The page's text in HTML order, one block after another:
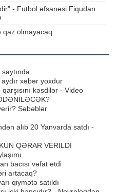
- Futbol əfsanəsi Fiqudan
qaz olmayacaq
xəbər yoxdur
kəsdilər - Video
Səbəblər
alıb 20 Yanvarda satdı -
QƏRAR VERİLDİ
bacısı vəfat etdi
artacaq?
qiymətə satıldı